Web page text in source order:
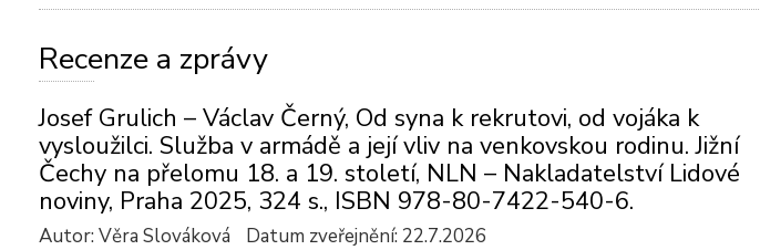
Recenze a zprávy
Josef Grulich – Václav Černý, Od syna k rekrutovi, od vojáka k
vysloužilci. Služba v armádě a její vliv na venkovskou rodinu. Jižní
Čechy na přelomu 18. a 19. století, NLN – Nakladatelství Lidové
noviny, Praha 2025, 324 s., ISBN 978-80-7422-540-6.
Autor: Věra Slováková Datum zveřejnění: 22.7.2026